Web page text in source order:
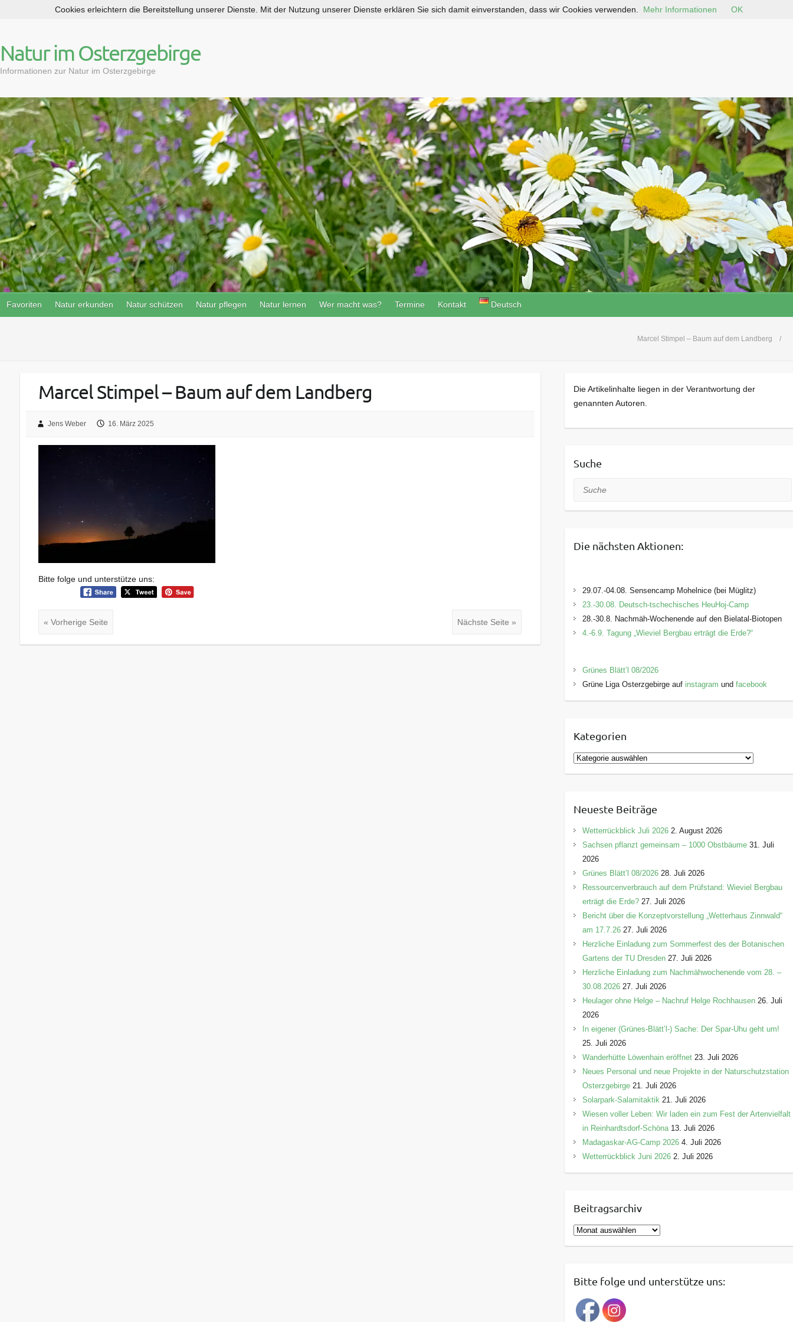
p
t
c
o
e
n
t
Natur im Osterzgebirge
Informationen zur Natur im Osterzgebirge
Favoriten Natur erkunden Natur schützen Natur pflegen Natur lernen Wer macht was? Termine Kontakt Deutsch
Marcel Stimpel – Baum auf dem Landberg
Marcel Stimpel – Baum auf dem Landberg
Jens Weber 16. März 2025
Bitte folge und unterstütze uns:
« Vorherige Seite Nächste Seite »
Die Artikelinhalte liegen in der Verantwortung der
genannten Autoren.
Suche
Suche
Die nächsten Aktionen:
29.07.-04.08. Sensencamp Mohelnice (bei Müglitz)
23.-30.08. Deutsch-tschechisches HeuHoj-Camp
28.-30.8. Nachmäh-Wochenende auf den Bielatal-Biotopen
4.-6.9. Tagung „Wieviel Bergbau erträgt die Erde?“
Grünes Blätt’l 08/2026
Grüne Liga Osterzgebirge auf instagram und facebook
Kategorien
K
a
g
o
r
e
n
Neueste Beiträge
Wetterrückblick Juli 2026 2. August 2026
Sachsen pflanzt gemeinsam – 1000 Obstbäume 31. Juli
2026
Grünes Blätt’l 08/2026 28. Juli 2026
Ressourcenverbrauch auf dem Prüfstand: Wieviel Bergbau
erträgt die Erde? 27. Juli 2026
Bericht über die Konzeptvorstellung „Wetterhaus Zinnwald“
am 17.7.26 27. Juli 2026
Herzliche Einladung zum Sommerfest des der Botanischen
Gartens der TU Dresden 27. Juli 2026
Herzliche Einladung zum Nachmähwochenende vom 28. –
30.08.2026 27. Juli 2026
Heulager ohne Helge – Nachruf Helge Rochhausen 26. Juli
2026
In eigener (Grünes-Blätt’l-) Sache: Der Spar-Uhu geht um!
25. Juli 2026
Wanderhütte Löwenhain eröffnet 23. Juli 2026
Neues Personal und neue Projekte in der Naturschutzstation
Osterzgebirge 21. Juli 2026
Solarpark-Salamitaktik 21. Juli 2026
Wiesen voller Leben: Wir laden ein zum Fest der Artenvielfalt
in Reinhardtsdorf-Schöna 13. Juli 2026
Madagaskar-AG-Camp 2026 4. Juli 2026
Wetterrückblick Juni 2026 2. Juli 2026
Beitragsarchiv
B
e
r
g
Bitte folge und unterstütze uns:
Cookies erleichtern die Bereitstellung unserer Dienste. Mit der Nutzung unserer Dienste erklären Sie sich damit einverstanden, dass wir Cookies verwenden. Mehr Informationen OK